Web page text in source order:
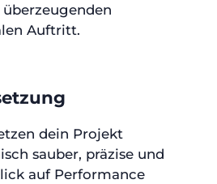
Auftritt.
dein Projekt
sauber, präzise und
auf Performance